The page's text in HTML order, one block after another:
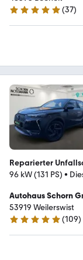
4.9 Sterne
(37)
Reparierter
96 kW (131 PS) •
Autohaus Schorn
53919 Weilerswist
5 Sterne
(109)